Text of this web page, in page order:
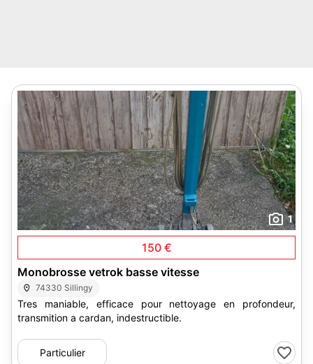
1
150 €
Monobrosse vetrok basse vitesse
74330 Sillingy
Tres maniable, efficace pour nettoyage en profondeur,
transmition a cardan, indestructible.
Particulier